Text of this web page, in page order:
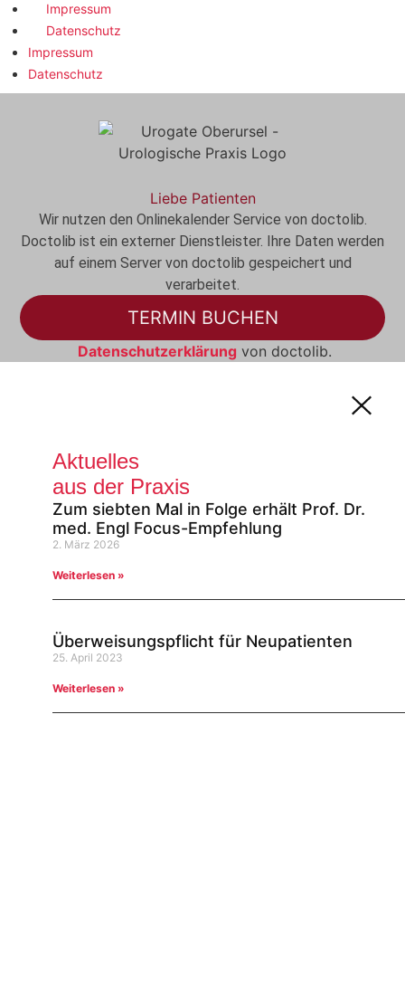
Impressum
Datenschutz
Impressum
Datenschutz
Liebe Patienten
Wir nutzen den Onlinekalender Service von doctolib.
Doctolib ist ein externer Dienstleister. Ihre Daten werden
auf einem Server von doctolib gespeichert und
verarbeitet.
TERMIN BUCHEN
Datenschutzerklärung von doctolib.
Aktuelles
aus der Praxis
Zum siebten Mal in Folge erhält Prof. Dr.
med. Engl Focus-Empfehlung
2. März 2026
Weiterlesen »
Überweisungspflicht für Neupatienten
25. April 2023
Weiterlesen »